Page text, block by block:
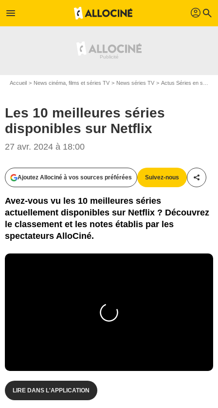
menu profil search
Accueil News cinéma, films et séries TV News séries TV Actus Séries en streaming
Les 10 meilleures séries
disponibles sur Netflix
27 avr. 2024 à 18:00
Ajoutez Allociné à vos sources préférées Suivez-nous
Avez-vous vu les 10 meilleures séries
actuellement disponibles sur Netflix ? Découvrez
le classement et les notes établis par les
spectateurs AlloCiné.
LIRE DANS L'APPLICATION